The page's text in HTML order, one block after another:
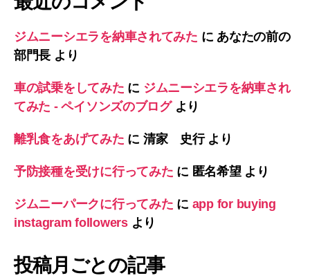
ジムニーシエラを納車されてみた に あなたの前の
部門長 より
車の試乗をしてみた に ジムニーシエラを納車され
てみた - ペイソンズのブログより
離乳食をあげてみた に 清家 史行より
予防接種を受けに行ってみた に 匿名希望より
ジムニーパークに行ってみた に app for buying
instagram followersより
投稿月ごとの記事